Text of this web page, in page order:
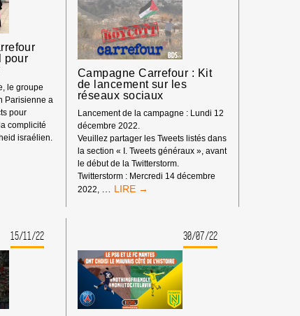
pour
le groupe
Parisienne a
pour
complicité
israélien.
Campagne Carrefour : Kit
de lancement sur les
réseaux sociaux
Lancement de la campagne : Lundi 12
décembre 2022.
Veuillez partager les Tweets listés dans
la section « I. Tweets généraux », avant
le début de la Twitterstorm.
Twitterstorm : Mercredi 14 décembre
2022,
… CAMPAGNE
LANCEMENT
SUR
LES
RÉSEAUX
SOCIAUX
15/11/22 30/07/22